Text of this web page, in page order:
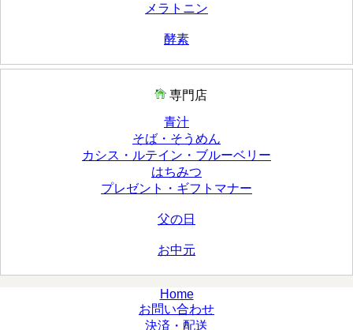
メラトニン
酵素
専門店
青汁
そば・そうめん
カシス・ルテイン・ブルーベリー
はちみつ
プレゼント・ギフトマナー
父の日
お中元
Home
お問い合わせ
決済・配送